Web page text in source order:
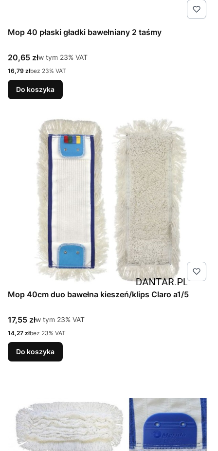
Mop 40 płaski gładki bawełniany 2 taśmy
Cena brutto
20,65 złw tym %s VAT
w tym 23% VAT
Cena netto
16,79 złbez 23% VAT
Do koszyka
Mop 40cm duo bawełna kieszeń/klips Claro a1/5
Cena brutto
17,55 złw tym %s VAT
w tym 23% VAT
Cena netto
14,27 złbez 23% VAT
Do koszyka